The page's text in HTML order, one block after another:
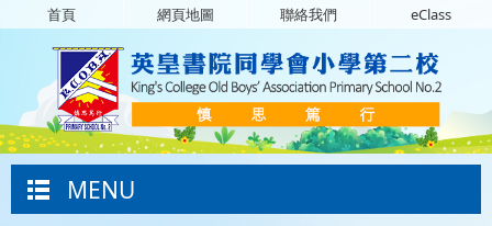
首頁 網頁地圖 聯絡我們 eClass
MENU